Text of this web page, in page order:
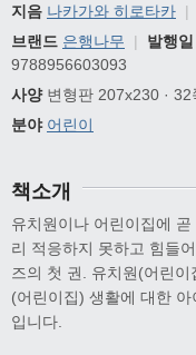
지음 나카가와 히로타카 |
브랜드 은행나무 | 발행일
9788956603093
사양변형판 207x230 · 32
분야 어린이
책소개
유치원이나 어린이집에
리 적응하지 못하고 힘들
즈의 첫 권. 유치원(어린
(어린이집) 생활에 대한
입니다.